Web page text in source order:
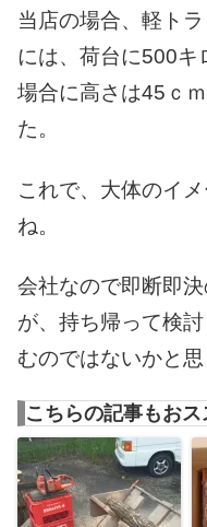
当店の場合、軽ト
には、荷台に500キ
場合に高さは45ｃ
た。
これで、大体のイ
ね。
会社なので即断即
が、持ち帰って検
むのではないかと思
こちらの記事もおス